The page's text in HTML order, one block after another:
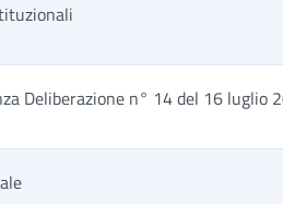
Deliberazione n° 14 del 16 luglio